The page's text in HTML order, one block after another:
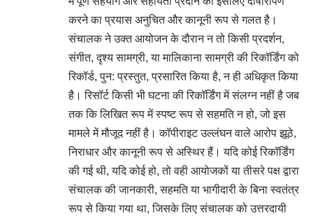
करने का प्रयास अनुचित और कानूनी रूप से गलत है।
संचालक ने उक्त आयोजन के दौरान न तो किसी प्रदर्शन,
संगीत, दृश्य सामग्री, या मालिकाना सामग्री की रिकॉर्डिंग को
रिकॉर्ड, पुन: प्रस्तुत, प्रसारित किया है, न ही अधिकृत किया
है। रिसॉर्ट किसी भी घटना की रिकॉर्डिंग में संलग्न नहीं है जब
तक कि लिखित रूप में स्पष्ट रूप से सहमति न हो, जो इस
मामले में मौजूद नहीं है। कॉपीराइट उल्लंघन वाले आरोप झूठे,
निराधार और कानूनी रूप से अस्थिर हैं। यदि कोई रिकॉर्डिंग
की गई थी, यदि कोई हो, तो वही आयोजकों या तीसरे पक्ष द्वारा
संचालक की जानकारी, सहमति या भागीदारी के बिना स्वतंत्र
रूप से किया गया था, जिसके लिए संचालक को उत्तरदायी